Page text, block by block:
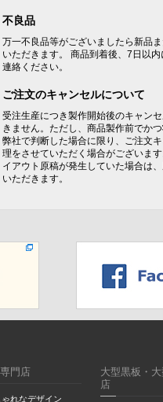
不良品
万一不良品等がございましたら新品
いただきます。 商品到着後、7日以
連絡ください。
ご注文のキャンセルについて
受注生産につき製作開始後のキャン
きません。ただし、商品製作前でか
弊社で判断した場合に限り、ご注文
理をさせていただく場合がございま
イアウト原稿が発生していた場合は
いただきます。
門店
ゃれなデザイン
大型黒板・
店